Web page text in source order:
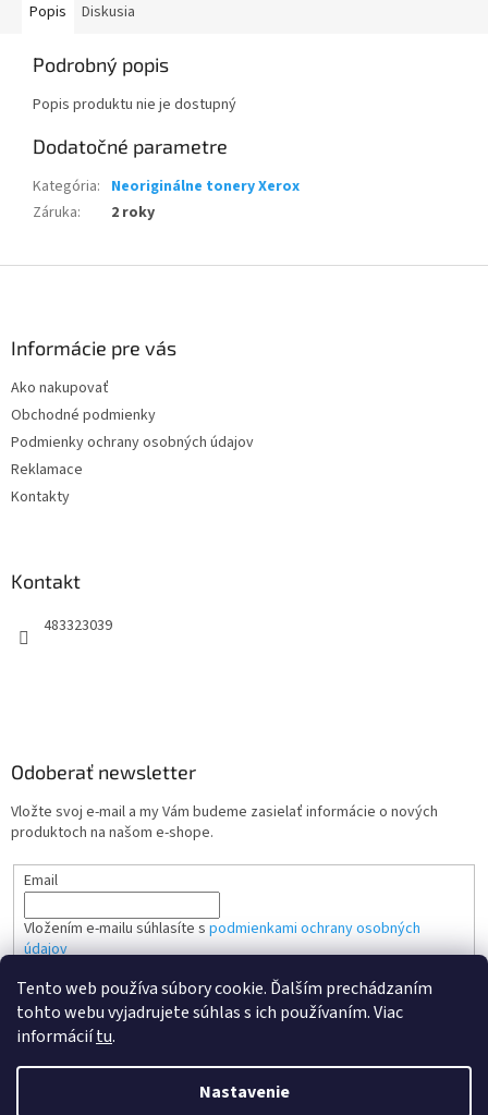
Tento web používa súbory cookie. Ďalším prechádzaním
tohto webu vyjadrujete súhlas s ich používaním. Viac
informáciítu.
Nastavenie
Popis Diskusia
Podrobný popis
Popis produktu nie je dostupný
Dodatočné parametre
Kategória: Neoriginálne tonery Xerox
Záruka: 2 roky
Informácie pre vás
Ako nakupovať
Obchodné podmienky
Podmienky ochrany osobných údajov
Reklamace
Kontakty
Kontakt
483323039
Odoberať newsletter
Vložte svoj e-mail a my Vám budeme zasielať informácie o nových
produktoch na našom e-shope.
Email
Vložením e-mailu súhlasíte s podmienkami ochrany osobných
údajov
PRIHLÁSIŤ SA
Vytvoril Shoptet